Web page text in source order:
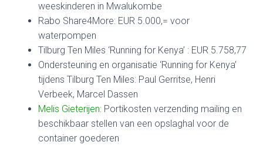
weeskinderen in Mwalukombe
Rabo Share4More: EUR 5.000,= voor
waterpompen
Tilburg Ten Miles ‘Running for Kenya’ : EUR 5.758,77
Ondersteuning en organisatie ‘Running for Kenya’
tijdens Tilburg Ten Miles: Paul Gerritse, Henri
Verbeek, Marcel Dassen
Melis Gieterijen: Portikosten verzending mailing en
beschikbaar stellen van een opslaghal voor de
container goederen